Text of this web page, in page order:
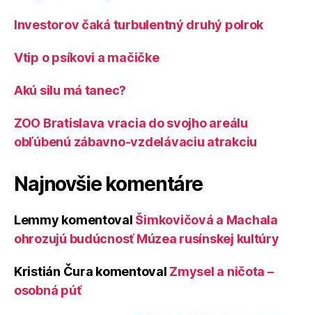
Investorov čaká turbulentný druhý polrok
Vtip o psíkovi a mačičke
Akú silu má tanec?
ZOO Bratislava vracia do svojho areálu
obľúbenú zábavno-vzdelávaciu atrakciu
Najnovšie komentáre
Lemmy komentoval Šimkovičová a Machala
ohrozujú budúcnosť Múzea rusínskej kultúry
Kristián Čura komentoval Zmysel a ničota –
osobná púť